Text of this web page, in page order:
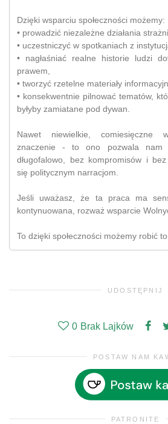
Dzięki wsparciu społeczności możemy:
• prowadzić niezależne działania
• uczestniczyć w spotkaniach z
• nagłaśniać realne historie ludzi
prawem,
• tworzyć rzetelne materiały
• konsekwentnie pilnować tematów,
byłyby zamiatane pod dywan.
Nawet niewielkie, comiesięczne
znaczenie - to ono pozwala nam
długofalowo, bez kompromisów i
się politycznym narracjom.
Jeśli uważasz, że ta praca ma
kontynuowana, rozważ wsparcie
To dzięki społeczności możemy robić
UDOSTĘPNIJ
0 Brak Lajków
POSTAW NAM
PATRONITE